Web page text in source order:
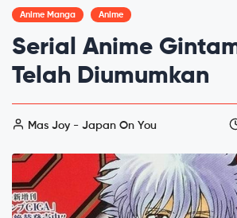
Anime Manga Anime
Serial Anime
Telah Diumumkan
Mas Joy - Japan On You